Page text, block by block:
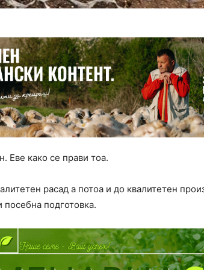
Еве како се прави тоа.
расад а потоа и до квалитетен
посебна подготовка.